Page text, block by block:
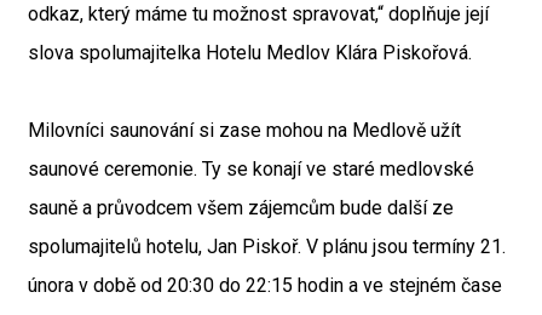
odkaz, který máme tu možnost spravovat,“ doplňuje její
slova spolumajitelka Hotelu Medlov Klára Piskořová.
Milovníci saunování si zase mohou na Medlově užít
saunové ceremonie. Ty se konají ve staré medlovské
sauně a průvodcem všem zájemcům bude další ze
spolumajitelů hotelu, Jan Piskoř. V plánu jsou termíny 21.
února v době od 20:30 do 22:15 hodin a ve stejném čase